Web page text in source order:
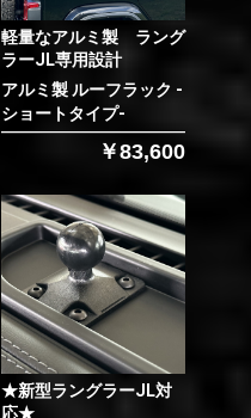
軽量なアルミ製 ラング
ラーJL専用設計
アルミ製 ルーフラック -
ショートタイプ-
￥83,600
★新型ラングラーJL対
応★